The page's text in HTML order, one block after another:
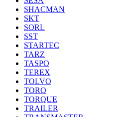
SHACMAN
SKT
SORL
SST
STARTEC
TARZ
TASPO
TEREX
TOLVO
TORO
TORQUE
TRAILER